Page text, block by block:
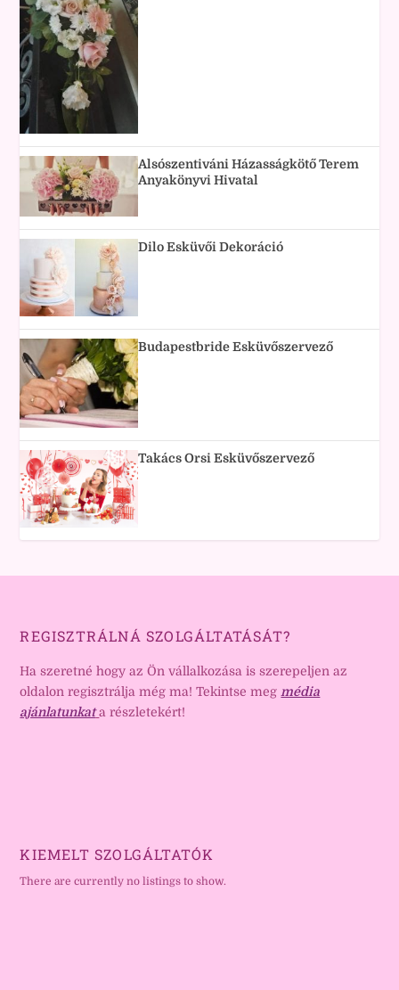
Alsószentiváni Házasságkötő Terem
Anyakönyvi Hivatal
Dilo Esküvői Dekoráció
Budapestbride Esküvőszervező
Takács Orsi Esküvőszervező
REGISZTRÁLNÁ SZOLGÁLTATÁSÁT?
Ha szeretné hogy az Ön vállalkozása is szerepeljen az
oldalon regisztrálja még ma! Tekintse meg média
ajánlatunkat a részletekért!
KIEMELT SZOLGÁLTATÓK
There are currently no listings to show.